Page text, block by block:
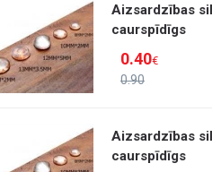
Aizsardzības
caurspīdīgs
0.90
0.40€
Aizsardzības
caurspīdīgs